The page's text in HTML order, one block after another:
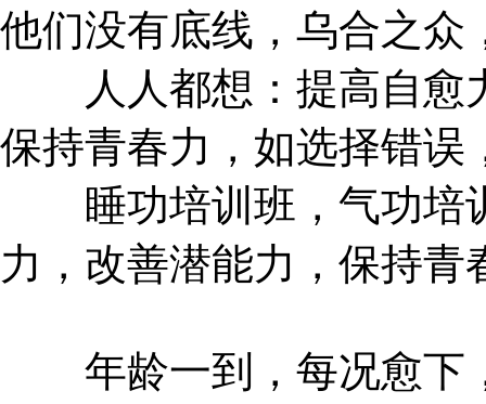
他们没有底线，乌合之众
人人都想：提高自愈
保持青春力，如选择错误
睡功培训班，气功培
力，改善潜能力，保持青
年龄一到，每况愈下